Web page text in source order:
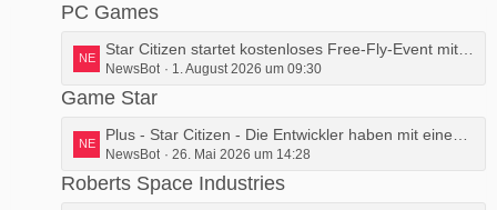
PC Games
L
e
t
e
B
Star Citizen startet kostenloses Free-Fly-Event mit fünf Schiffen
NewsBot 1. August 2026 um 09:30
Game Star
L
e
t
Plus - Star Citizen - Die Entwickler haben mit einem superexklusiven 5.000-Dollar-Raumschiff die magische Grenze von einer Milliarde Einnahmen geknackt
NewsBot 26. Mai 2026 um 14:28
Roberts Space Industries